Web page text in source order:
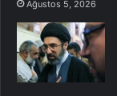
Ağustos 5, 2026